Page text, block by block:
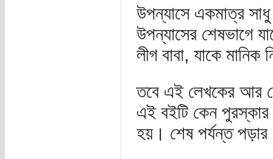
উপন্যাসে একমাত্র সাধু
উপন্যাসের শেষভাগে
লীগ বাবা, যাকে
তবে এই লেখকের আর
এই বইটি কেন পুরস্কার
হয়। শেষ পর্যন্ত